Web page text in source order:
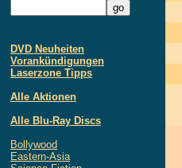
DVD Neuheiten
Vorankündigungen
Laserzone Tipps
Alle Aktionen
Alle Blu-Ray Discs
Bollywood
Eastern-Asia